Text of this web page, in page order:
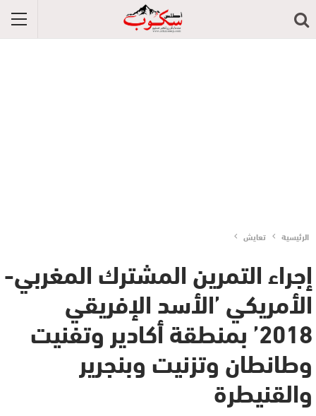
الرئيسية تعايش
إجراء التمرين المشترك المغربي-
الأمريكي ’الأسد الإفريقي
2018’ بمنطقة أكادير وتفنيت
وطانطان وتزنيت وبنجرير
والقنيطرة